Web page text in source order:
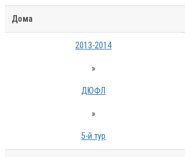
Дома
2013-2014
»
ДЮФЛ
»
5-й тур